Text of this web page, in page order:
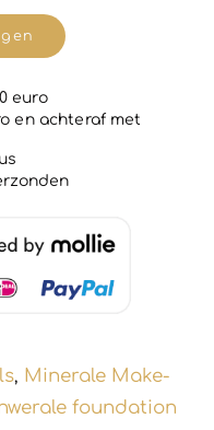
euro
en achteraf met
, Minerale Make-
foundation